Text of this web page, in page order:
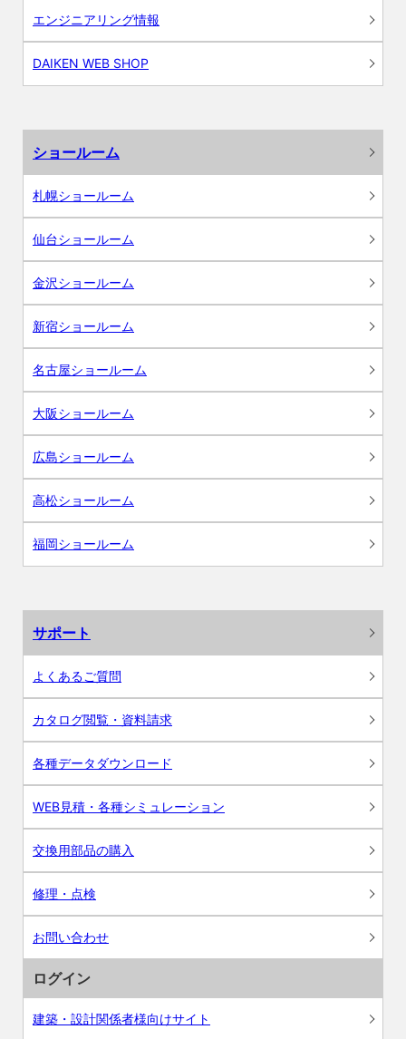
エンジニアリング情報
DAIKEN WEB SHOP
ショールーム
札幌ショールーム
仙台ショールーム
金沢ショールーム
新宿ショールーム
名古屋ショールーム
大阪ショールーム
広島ショールーム
高松ショールーム
福岡ショールーム
サポート
よくあるご質問
カタログ閲覧・資料請求
各種データダウンロード
WEB見積・各種シミュレーション
交換用部品の購入
修理・点検
お問い合わせ
ログイン
建築・設計関係者様向けサイト